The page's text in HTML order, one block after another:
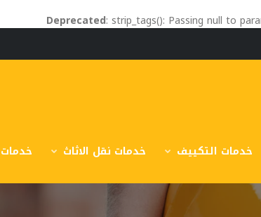
Deprecated: strip_tags(): Passing null to
خدمات التكييف خدمات نقل الاثاث